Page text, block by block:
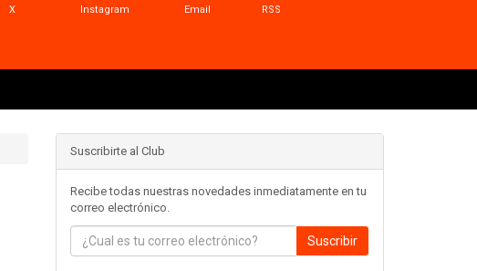
X Instagram Email RSS
Suscribirte al Club
Recibe todas nuestras novedades inmediatamente en tu
correo electrónico.
Suscribir